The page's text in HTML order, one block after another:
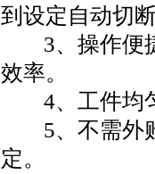
到设定自动切
3、操作便捷
效率。
4、工件均匀
5、不需外购
定。